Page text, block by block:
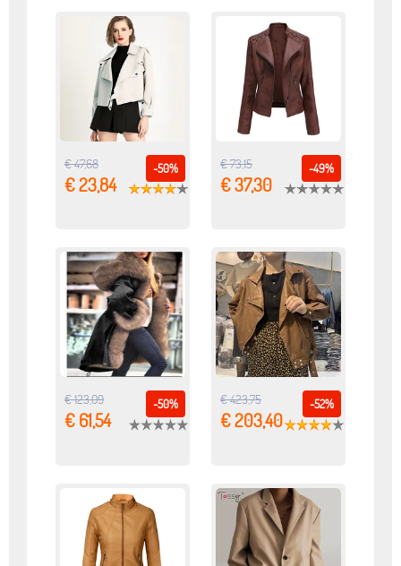
-50%
€ 47,68
€ 23,84
-49%
€ 73,15
€ 37,30
-50%
€ 123,09
€ 61,54
-52%
€ 423,75
€ 203,40